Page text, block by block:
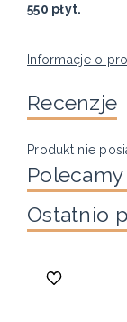
550 płyt.
Informacje o
Recenzje
Produkt nie
Ostatnio